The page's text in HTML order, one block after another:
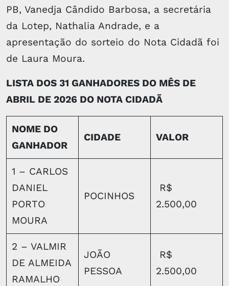
PB, Vanedja Cândido Barbosa, a secretária
da Lotep, Nathalia Andrade, e a
apresentação do sorteio do Nota Cidadã foi
de Laura Moura.
LISTA DOS 31 GANHADORES DO MÊS DE
ABRIL DE 2026 DO NOTA CIDADÃ
NOME DO
GANHADOR
CIDADE VALOR
1 – CARLOS
DANIEL
PORTO
MOURA
POCINHOS
R$
2.500,00
2 – VALMIR
DE ALMEIDA
RAMALHO
JOÃO
PESSOA
R$
2.500,00